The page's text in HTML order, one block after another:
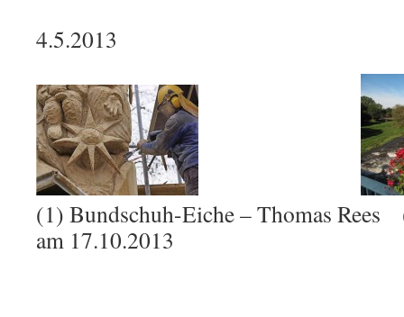
4.5.2013
(1) Bundschuh-Eiche – Thomas Rees
am 17.10.2013